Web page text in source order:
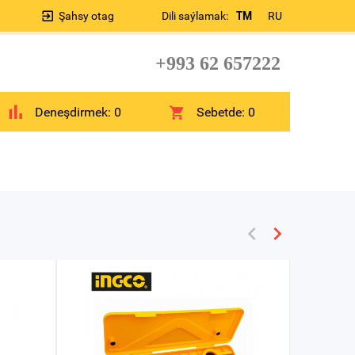
Dili saýlamak: TM RU
Şahsy otag
+993 62 657222
Deneşdirmek: 0 Sebetde:0